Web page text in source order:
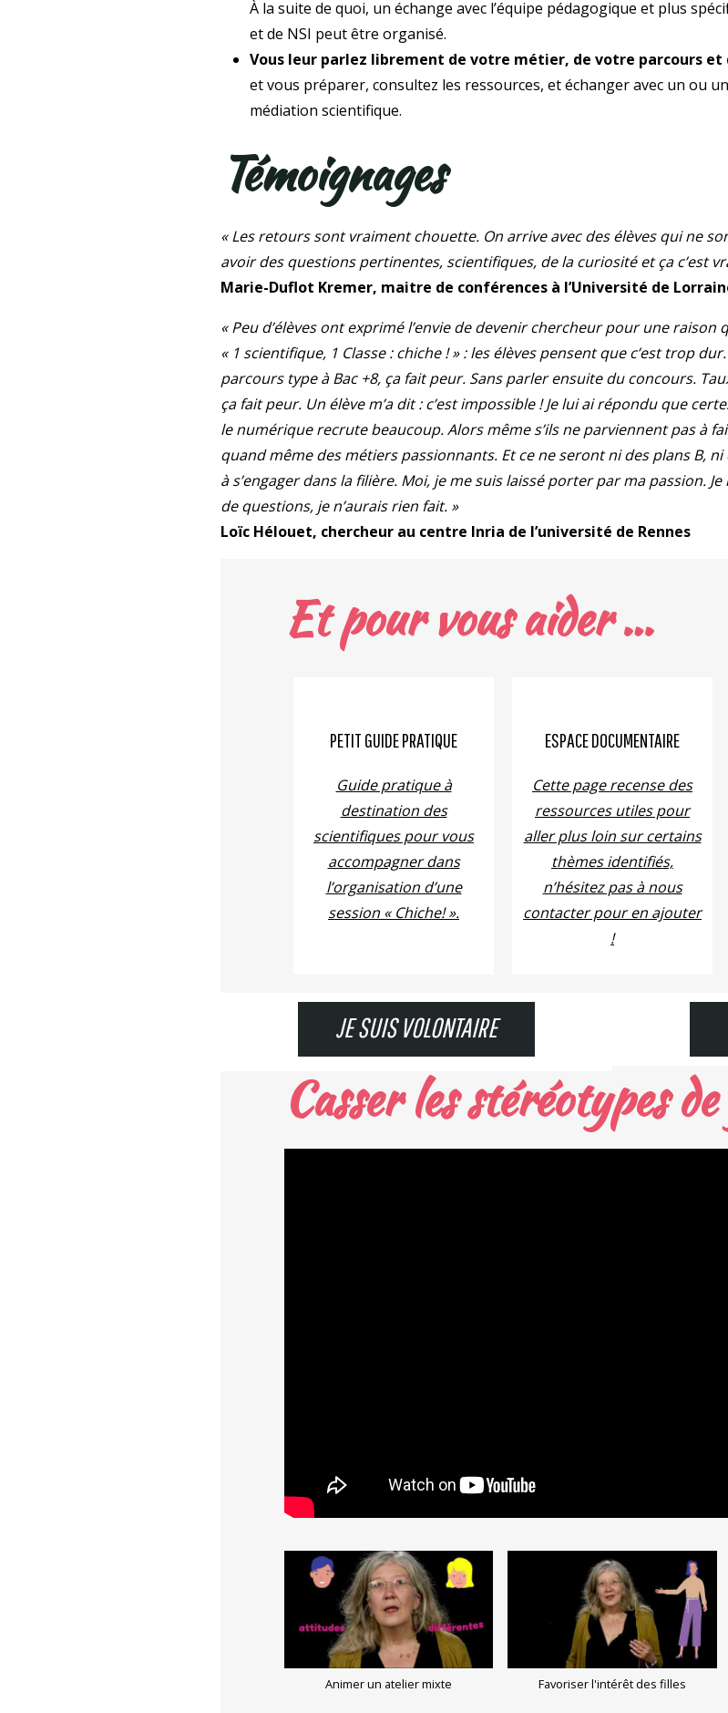
À la suite de quoi, un échange avec l’équipe pédagogique et plus
et de NSI peut être organisé.
Vous leur parlez librement de votre métier, de votre parcours et
et vous préparer, consultez les ressources, et échanger avec un ou
médiation scientifique.
Témoignages
« Les retours sont vraiment chouette. On arrive avec des élèves qui ne
avoir des questions pertinentes, scientifiques, de la curiosité et ça c’est
Marie-Duflot Kremer, maitre de conférences à l’Université de
« Peu d’élèves ont exprimé l’envie de devenir chercheur pour une
« 1 scientifique, 1 Classe : chiche ! » : les élèves pensent que c’est trop
parcours type à Bac +8, ça fait peur. Sans parler ensuite du concours.
ça fait peur. Un élève m’a dit : c’est impossible ! Je lui ai répondu que
le numérique recrute beaucoup. Alors même s’ils ne parviennent pas à
quand même des métiers passionnants. Et ce ne seront ni des plans B,
à s’engager dans la filière. Moi, je me suis laissé porter par ma passion.
de questions, je n’aurais rien fait. »
Loïc Hélouet, chercheur au centre Inria de l’université de Rennes
Et pour vous aider …
PETIT GUIDE PRATIQUE
Guide pratique à
destination des
scientifiques pour vous
accompagner dans
l’organisation d’une
session « Chiche! ».
ESPACE DOCUMENTAIRE
Cette page recense des
ressources utiles pour
aller plus loin sur certains
thèmes identifiés,
n’hésitez pas à nous
contacter pour en ajouter
!
JE SUIS VOLONTAIRE
Casser les stéréotypes
Animer un atelier mixte Favoriser l'intérêt des filles
Casino En Ligne Retrait Instantané
Meilleur Jeux De Poker Gratuit
Casino En Ligne